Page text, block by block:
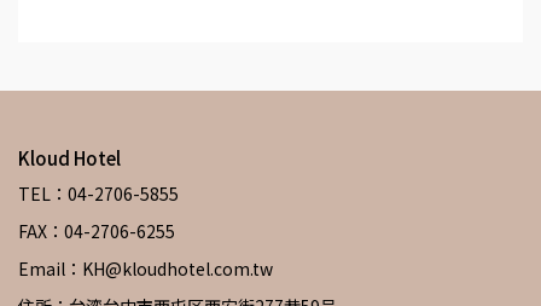
Kloud Hotel
TEL：04-2706-5855
FAX：04-2706-6255
Email：KH@kloudhotel.com.tw